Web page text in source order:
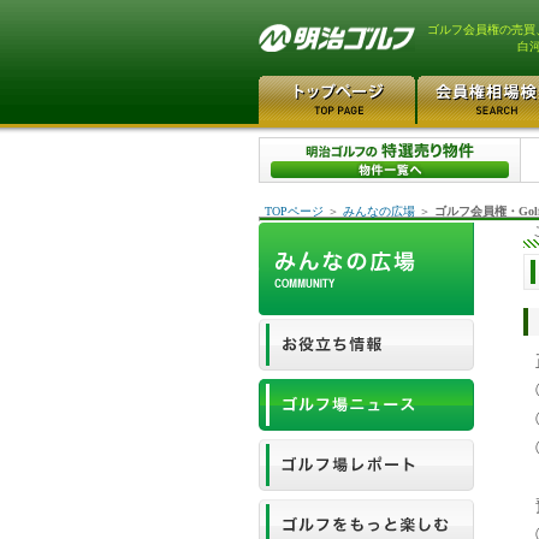
ゴルフ会員権の売
白
TOPページ ＞ みんなの広場 ＞ ゴルフ会員権・